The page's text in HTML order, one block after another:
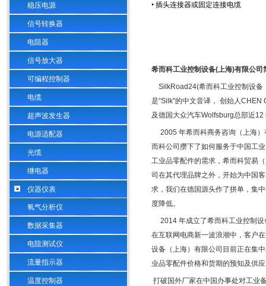
稳压电源
信号转换器
电阻器
信号放大器
可编程控制器
电缆
超声波发生器
电源适配器
光缆
继电器
仪器仪表
氧气分析仪
数据采集器
电阻测试仪
流量指示器
温度控制器
• 插头连接器或固定连接电缆
希而科工业控制设备(上海)有限公司
SilkRoad24(希而科工业控制设备
是“Silk"的中文音译， 创始人CHEN
及德国大众汽车Wolfsburg总部近12
2005 年希而科商务咨询（上海
而科公司攒下了如何服务于中国工
工业品零配件的需求，希而科贸易
司在其代理品牌之外，开始为中国
求，我们在德国源头作了拼单，集
度降低。
2014 年成立了希而科工业控制
在互联网电商新一波浪潮中，客户
设备（上海）有限公司目前正在集
业品零配件价格和货期的预知及供
打破国外厂家在中国办事处对工业